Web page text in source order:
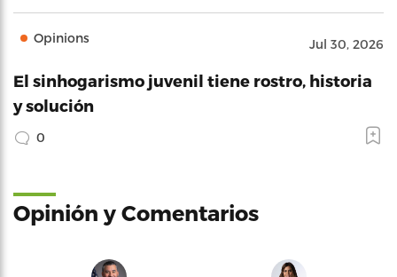
Opinions Jul 30, 2026
El sinhogarismo juvenil tiene rostro, historia
y solución
0
Opinión y Comentarios